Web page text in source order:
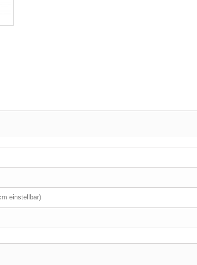
einstellbar)